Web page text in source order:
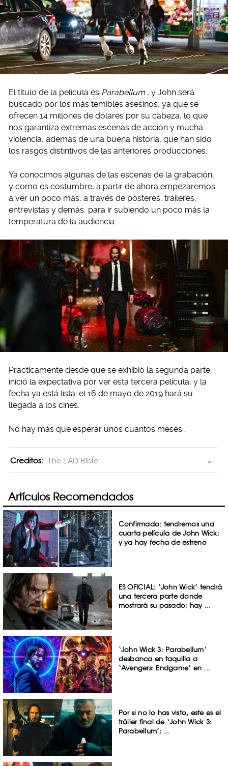
El título de la película es Parabellum , y John será
buscado por los más temibles asesinos, ya que se
ofrecen 14 millones de dólares por su cabeza, lo que
nos garantiza extremas escenas de acción y mucha
violencia, además de una buena historia, que han sido
los rasgos distintivos de las anteriores producciones.
Ya conocimos algunas de las escenas de la grabación,
y como es costumbre, a partir de ahora empezaremos
a ver un poco más, a través de pósteres, tráileres,
entrevistas y demás, para ir subiendo un poco más la
temperatura de la audiencia.
Prácticamente desde que se exhibió la segunda parte,
inició la expectativa por ver esta tercera película, y la
fecha ya está lista: el 16 de mayo de 2019 hará su
llegada a los cines.
No hay más que esperar unos cuantos meses…
Creditos: The LAD Bible
Artículos Recomendados
Confirmado: tendremos una
cuarta película de John Wick;
y ya hay fecha de estreno
ES OFICIAL: ‘John Wick’ tendrá
una tercera parte donde
mostrará su pasado; hay ...
‘John Wick 3: Parabellum’
desbanca en taquilla a
‘Avengers: Endgame’ en ...
Por si no lo has visto, este es el
tráiler final de ‘John Wick 3:
Parabellum’; ...